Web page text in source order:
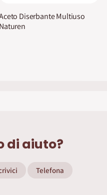
Diserbante Multiuso
Naturen
di aiuto?
Telefona